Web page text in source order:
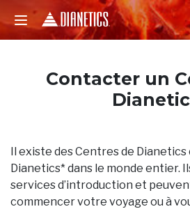
Contacter un
Il existe des Centres de
Dianetics* dans le monde entier.
services d’introduction et
commencer votre voyage ou à